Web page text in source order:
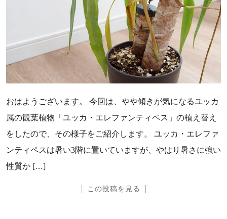
おはようございます。 今回は、やや傾きが気になるユッカ
属の観葉植物「ユッカ・エレファンティペス」の植え替え
をしたので、その様子をご紹介します。 ユッカ・エレファ
ンティペスは暑い3階に置いていますが、やはり暑さに強い
性質か […]
この投稿を見る